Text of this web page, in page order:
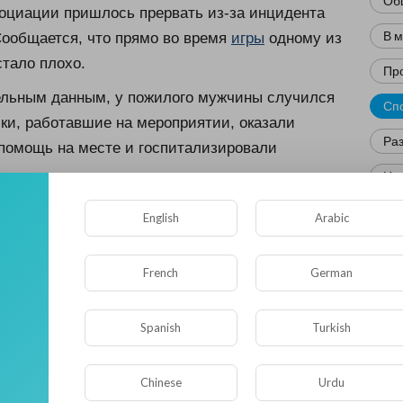
пришлось прервать из-за инцидента
что прямо во время игры одному из
плохо.
данным, у пожилого мужчины случился
работавшие на мероприятии, оказали
на месте и госпитализировали
на корте были украинская спортсменка
румынская теннисистка Ралука Олару и
Кристиан и Сабрина Сантамарии.
Powered byFroala Editor
В
English Arabic
French German
Spanish Turkish
Chinese Urdu